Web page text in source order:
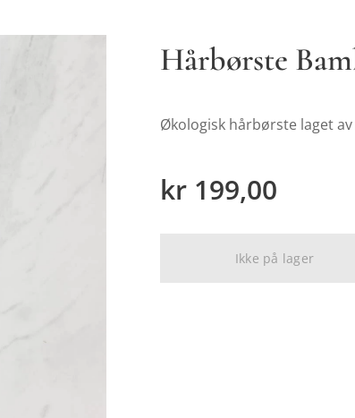
Hårbørste
Økologisk hårbørste laget
kr 199,00
Ikke på lager